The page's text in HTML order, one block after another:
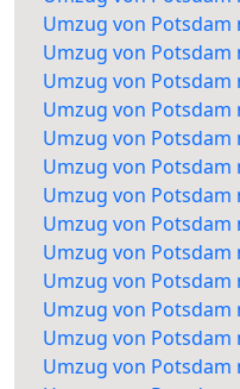
Umzug von Potsdam
Umzug von Potsdam
Umzug von Potsdam
Umzug von Potsdam
Umzug von Potsdam
Umzug von Potsdam
Umzug von Potsdam
Umzug von Potsdam
Umzug von Potsdam
Umzug von Potsdam
Umzug von Potsdam
Umzug von Potsdam
Umzug von Potsdam